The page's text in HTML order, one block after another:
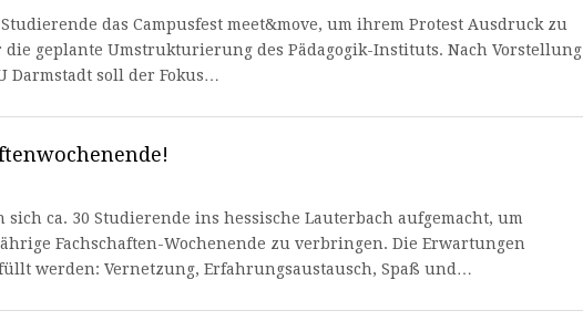
das Campusfest meet&move, um ihrem Protest Ausdruck zu
geplante Umstrukturierung des Pädagogik-Instituts. Nach Vorstellung
Darmstadt soll der Fokus…
sich ca. 30 Studierende ins hessische Lauterbach aufgemacht, um
Fachschaften-Wochenende zu verbringen. Die Erwartungen
werden: Vernetzung, Erfahrungsaustausch, Spaß und…